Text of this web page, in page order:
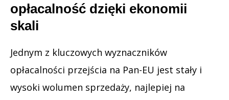
opłacalność dzięki ekonomii
skali
Jednym z kluczowych wyznaczników
opłacalności przejścia na Pan-EU jest stały i
wysoki wolumen sprzedaży, najlepiej na